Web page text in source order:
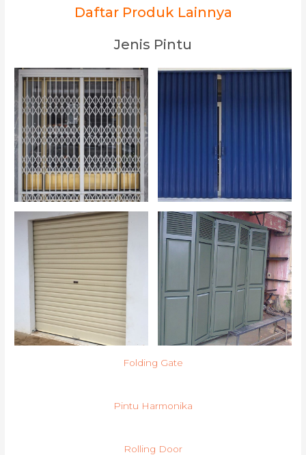
Daftar Produk Lainnya
Jenis Pintu
Folding Gate
Pintu Harmonika
Rolling Door